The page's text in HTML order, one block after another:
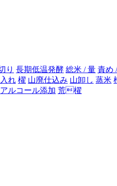
り 長期低温発酵 総米 / 量 責め
れ 櫂 山廃仕込み 山卸し 蒸米
アルコール添加 荒櫂